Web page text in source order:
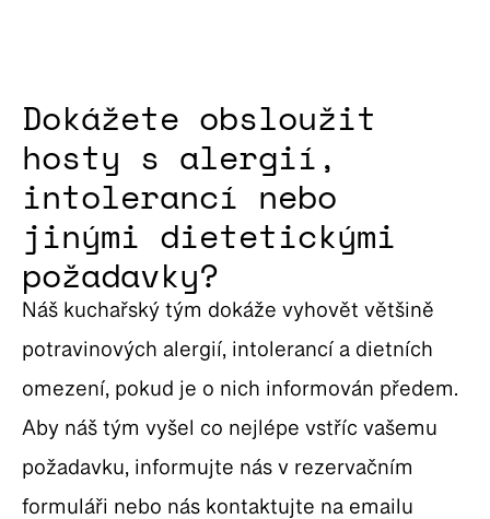
Dokážete obsloužit
hosty s alergií,
intolerancí nebo
jinými dietetickými
požadavky?
Náš kuchařský tým dokáže vyhovět většině
potravinových alergií, intolerancí a dietních
omezení, pokud je o nich informován předem.
Aby náš tým vyšel co nejlépe vstříc vašemu
požadavku, informujte nás v rezervačním